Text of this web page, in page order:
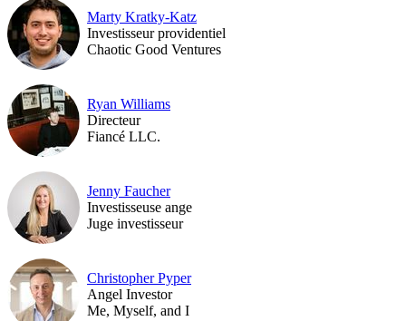
Marty Kratky-Katz
Investisseur providentiel
Chaotic Good Ventures
Ryan Williams
Directeur
Fiancé LLC.
Jenny Faucher
Investisseuse ange
Juge investisseur
Christopher Pyper
Angel Investor
Me, Myself, and I